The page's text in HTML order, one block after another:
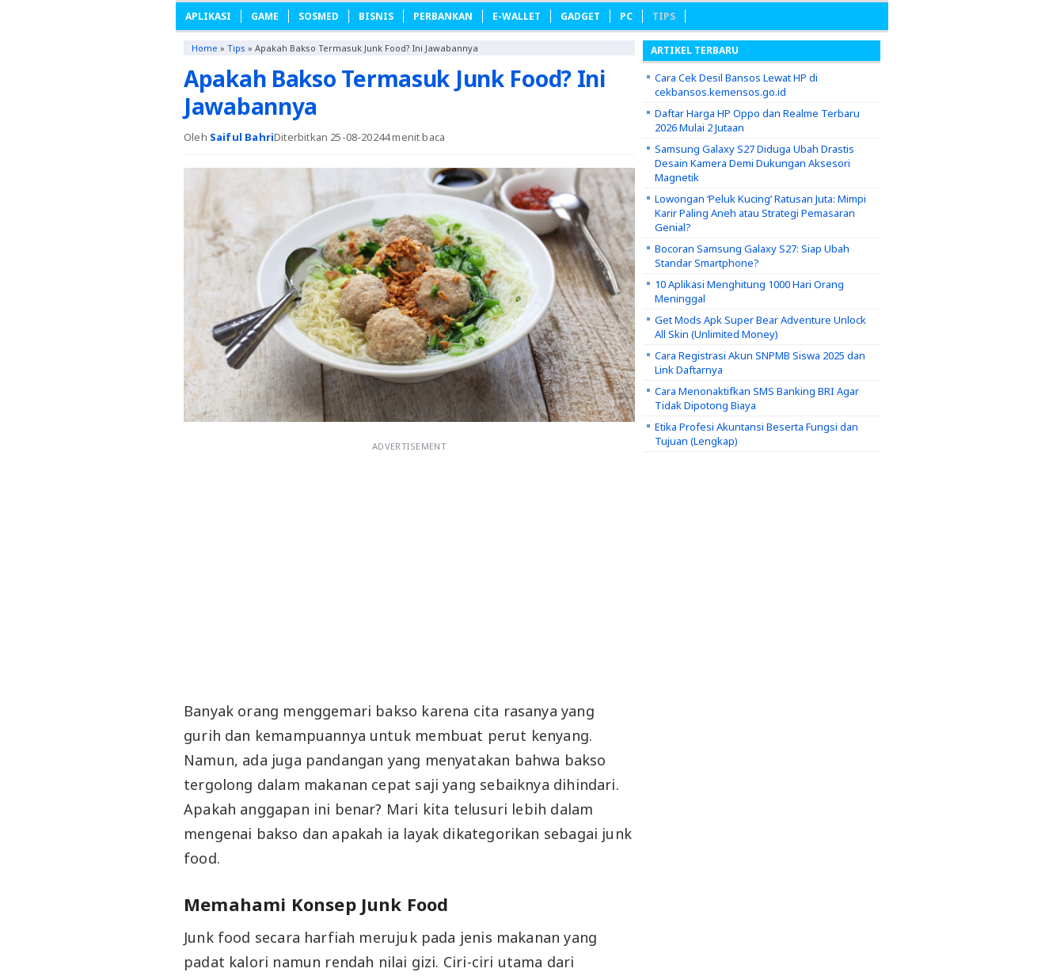
APLIKASI GAME SOSMED BISNIS PERBANKAN E-WALLET GADGET PC TIPS
Home » Tips » Apakah Bakso Termasuk Junk Food? Ini Jawabannya
Apakah Bakso Termasuk Junk Food? Ini
Jawabannya
Oleh Saiful BahriDiterbitkan 25-08-20244 menit baca
ADVERTISEMENT
Banyak orang menggemari bakso karena cita rasanya yang
gurih dan kemampuannya untuk membuat perut kenyang.
Namun, ada juga pandangan yang menyatakan bahwa bakso
tergolong dalam makanan cepat saji yang sebaiknya dihindari.
Apakah anggapan ini benar? Mari kita telusuri lebih dalam
mengenai bakso dan apakah ia layak dikategorikan sebagai junk
food.
Memahami Konsep Junk Food
Junk food secara harfiah merujuk pada jenis makanan yang
padat kalori namun rendah nilai gizi. Ciri-ciri utama dari
ARTIKEL TERBARU
Cara Cek Desil Bansos Lewat HP di
cekbansos.kemensos.go.id
Daftar Harga HP Oppo dan Realme Terbaru
2026 Mulai 2 Jutaan
Samsung Galaxy S27 Diduga Ubah Drastis
Desain Kamera Demi Dukungan Aksesori
Magnetik
Lowongan ‘Peluk Kucing’ Ratusan Juta: Mimpi
Karir Paling Aneh atau Strategi Pemasaran
Genial?
Bocoran Samsung Galaxy S27: Siap Ubah
Standar Smartphone?
10 Aplikasi Menghitung 1000 Hari Orang
Meninggal
Get Mods Apk Super Bear Adventure Unlock
All Skin (Unlimited Money)
Cara Registrasi Akun SNPMB Siswa 2025 dan
Link Daftarnya
Cara Menonaktifkan SMS Banking BRI Agar
Tidak Dipotong Biaya
Etika Profesi Akuntansi Beserta Fungsi dan
Tujuan (Lengkap)